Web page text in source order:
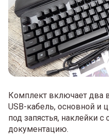
Комплект включает два
USB-кабель, основной и
под запястья, наклейки
документацию.